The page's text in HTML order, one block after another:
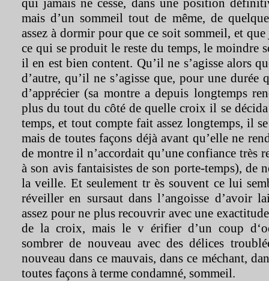
qui jamais ne cesse, dans une position
mais d’un sommeil tout de même, de
assez à dormir pour que ce soit sommeil, et
ce qui se produit le reste du temps, le moindre
il en est bien content. Qu’il ne s’agisse alors
d’autre, qu’il ne s’agisse que, pour une durée
d’apprécier (sa montre a depuis longtemps
plus du tout du côté de quelle croix il se
temps, et tout compte fait assez longtemps, il se
mais de toutes façons déjà avant qu’elle ne
de montre il n’accordait qu’une confiance très
à son avis fantaisistes de son porte-temps), de
la veille. Et seulement tr ès souvent ce lui
réveiller en sursaut dans l’angoisse d’avoir
assez pour ne plus recouvrir avec une
de la croix, mais le v érifier d’un coup
sombrer de nouveau avec des délices
nouveau dans ce mauvais, dans ce méchant,
toutes façons à terme condamné, sommeil.